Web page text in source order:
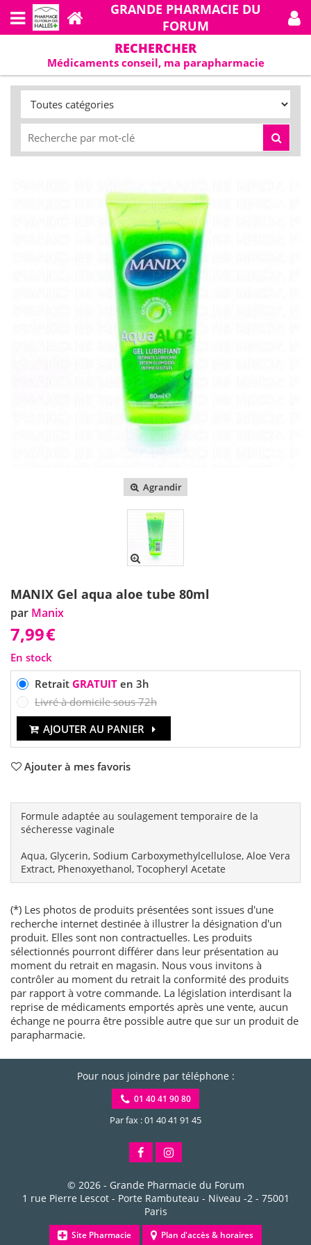
GRANDE PHARMACIE DU
FORUM
RECHERCHER
Médicaments conseil, ma parapharmacie
Agrandir
MANIX Gel aqua aloe tube 80ml
par Manix
7,99€
En stock
Retrait GRATUITen 3h
Livré à domicile sous 72h
AJOUTER AU PANIER
Ajouter à mes favoris
Formule adaptée au soulagement temporaire de la
sécheresse vaginale
Aqua, Glycerin, Sodium Carboxymethylcellulose, Aloe Vera
Extract, Phenoxyethanol, Tocopheryl Acetate
(*) Les photos de produits présentées sont issues d'une
recherche internet destinée à illustrer la désignation d'un
produit. Elles sont non contractuelles. Les produits
sélectionnés pourront différer dans leur présentation au
moment du retrait en magasin. Nous vous invitons à
contrôler au moment du retrait la conformité des produits
par rapport à votre commande. La législation interdisant la
reprise de médicaments emportés après une vente, aucun
échange ne pourra être possible autre que sur un produit de
parapharmacie.
Pour nous joindre par téléphone :
01 40 41 90 80
Par fax : 01 40 41 91 45
© 2026 - Grande Pharmacie du Forum
1 rue Pierre Lescot - Porte Rambuteau - Niveau -2- 75001
Paris
Site Pharmacie Plan d'accès & horaires